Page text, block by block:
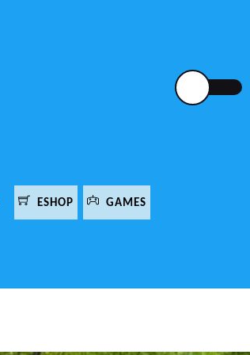
ESHOP GAMES